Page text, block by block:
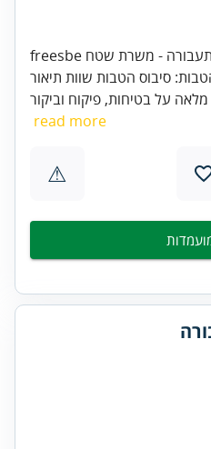
freesbe מגייסת קצין/ת בטיחות בתעבורה - משרת שטח
סיבוס הטבות שוות תיאור
read more
⚠